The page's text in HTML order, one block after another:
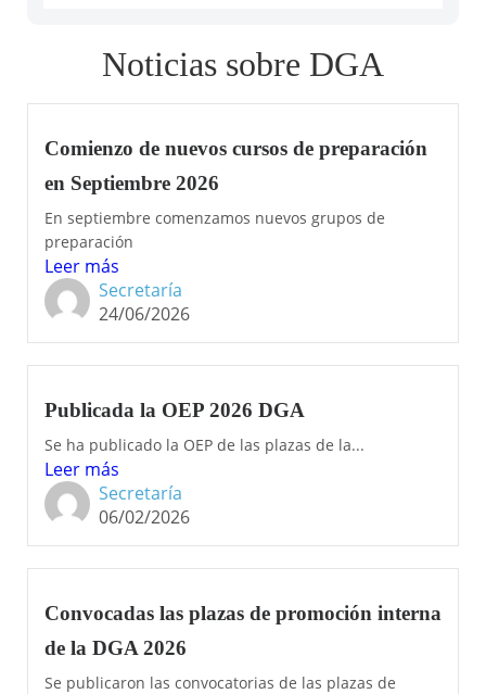
Noticias sobre DGA
Comienzo de nuevos cursos de preparación
en Septiembre 2026
En septiembre comenzamos nuevos grupos de
preparación
Leer más
Secretaría
24/06/2026
Publicada la OEP 2026 DGA
Se ha publicado la OEP de las plazas de la...
Leer más
Secretaría
06/02/2026
Convocadas las plazas de promoción interna
de la DGA 2026
Se publicaron las convocatorias de las plazas de